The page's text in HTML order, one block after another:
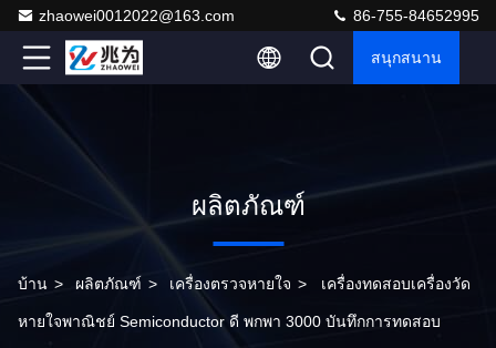
zhaowei0012022@163.com 86-755-84652995
สนุกสนาน
ผลิตภัณฑ์
บ้าน > ผลิตภัณฑ์ > เครื่องตรวจหายใจ > เครื่องทดสอบเครื่องวัด
หายใจพาณิชย์ Semiconductor ดี พกพา 3000 บันทึกการทดสอบ